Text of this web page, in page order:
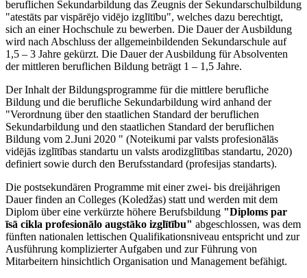
beruflichen Sekundarbildung das Zeugnis der Sekundarschulbildung
"atestāts par vispārējo vidējo izglītību", welches dazu berechtigt,
sich an einer Hochschule zu bewerben. Die Dauer der Ausbildung
wird nach Abschluss der allgemeinbildenden Sekundarschule auf
1,5 – 3 Jahre gekürzt. Die Dauer der Ausbildung für Absolventen
der mittleren beruflichen Bildung beträgt 1 – 1,5 Jahre.
Der Inhalt der Bildungsprogramme für die mittlere berufliche
Bildung und die berufliche Sekundarbildung wird anhand der
"Verordnung über den staatlichen Standard der beruflichen
Sekundarbildung und den staatlichen Standard der beruflichen
Bildung vom 2.Juni 2020 " (Noteikumi par valsts profesionālās
vidējās izglītības standartu un valsts arodizglītības standartu, 2020)
definiert sowie durch den Berufsstandard (profesijas standarts).
Die postsekundären Programme mit einer zwei- bis dreijährigen
Dauer finden an Colleges (Koledžas) statt und werden mit dem
Diplom über eine verkürzte höhere Berufsbildung "Diploms par
īsā cikla profesionālo augstāko izglītību" abgeschlossen, was dem
fünften nationalen lettischen Qualifikationsniveau entspricht und zur
Ausführung komplizierter Aufgaben und zur Führung von
Mitarbeitern hinsichtlich Organisation und Management befähigt.